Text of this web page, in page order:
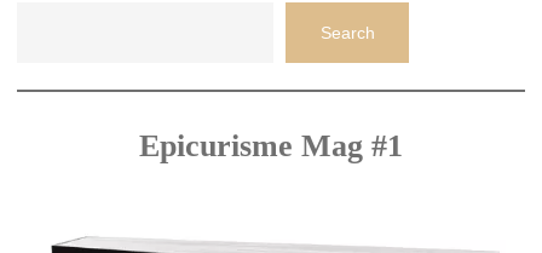
Search
Epicurisme Mag #1